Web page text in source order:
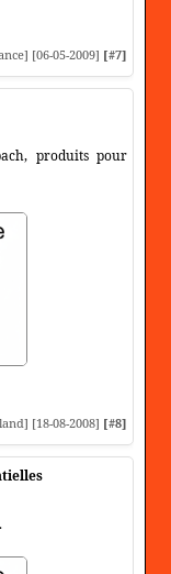
[06-05-2009] [#7]
produits pour
[18-08-2008] [#8]